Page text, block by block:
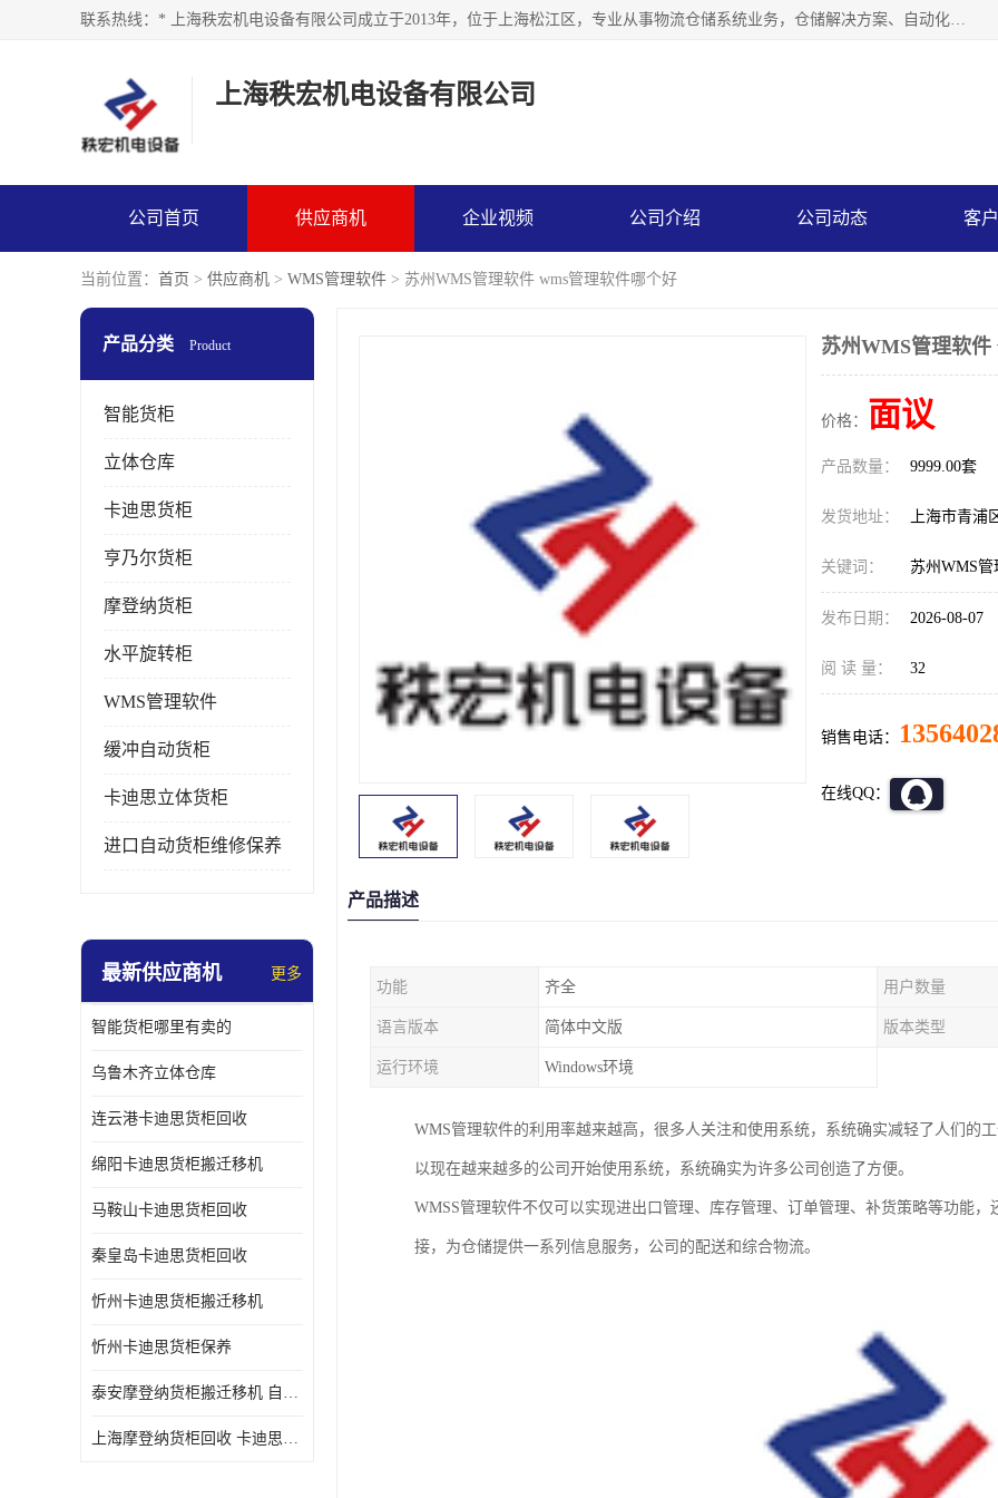
联系热线：* 上海秩宏机电设备有限公司成立于2013年，位于上海松江区，专业从事物流仓储系统业务，仓储解决方案、自动化仓储设备、自动货柜、立体货柜等。
上海秩宏机电设备有限公司
公司首页 供应商机 企业视频 公司介绍 公司动态 客
当前位置： 首页 > 供应商机 > WMS管理软件 > 苏州WMS管理软件 wms管理软件哪个好
产品分类 Product
智能货柜
立体仓库
卡迪思货柜
亨乃尔货柜
摩登纳货柜
水平旋转柜
WMS管理软件
缓冲自动货柜
卡迪思立体货柜
进口自动货柜维修保养
最新供应商机 更多
智能货柜哪里有卖的
乌鲁木齐立体仓库
连云港卡迪思货柜回收
绵阳卡迪思货柜搬迁移机
马鞍山卡迪思货柜回收
秦皇岛卡迪思货柜回收
忻州卡迪思货柜搬迁移机
忻州卡迪思货柜保养
泰安摩登纳货柜搬迁移机 自动立体仓储货柜回收
上海摩登纳货柜回收 卡迪思货柜回收
苏州WMS管理软件
价格： 面议
产品数量： 9999.00套
发货地址： 上海市青
关键词： 苏州WMS管
发布日期： 2026-08-07
阅 读 量： 32
销售电话：
在线QQ：
产品描述
功能 齐全 用户数量
语言版本 简体中文版 版本类型
运行环境 Windows环境
WMS管理软件的利用率越来越高，很多人关注和使用系统，系统确实减轻了人们的
以现在越来越多的公司开始使用系统，系统确实为许多公司创造了方便。
WMSS管理软件不仅可以实现进出口管理、库存管理、订单管理、补货策略等功能
接，为仓储提供一系列信息服务，公司的配送和综合物流。